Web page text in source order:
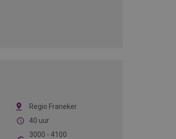
Regio Franeker
40 uur
3000 - 4100